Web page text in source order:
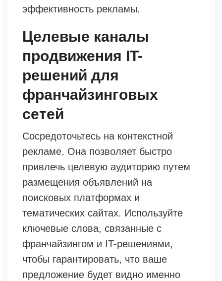
эффективность рекламы.
Целевые каналы
продвижения IT-
решений для
франчайзинговых
сетей
Сосредоточьтесь на контекстной
рекламе. Она позволяет быстро
привлечь целевую аудиторию путем
размещения объявлений на
поисковых платформах и
тематических сайтах. Используйте
ключевые слова, связанные с
франчайзингом и IT-решениями,
чтобы гарантировать, что ваше
предложение будет видно именно